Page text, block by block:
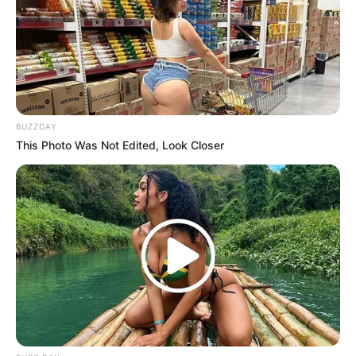
besser ein.
Würzen:Innen und außen mit Salz und
Pfeffer einreiben.
Füllen:In den Bauchraum der Dorade
jeweils ein bis zwei Zitronenscheiben,
Thymianzweig und eine angedrückte
Knoblauchzehe legen.
Backblech vorbereiten:Ein Backblech
oder eine Auflaufform mit Olivenöl
bepinseln. Die Doraden hineinlegen und
mit etwas Olivenöl beträufeln.
Backen:Im vorgeheizten Ofen bei 180 °C
BUZZDAY
This Photo Was Not Edited, Look Closer